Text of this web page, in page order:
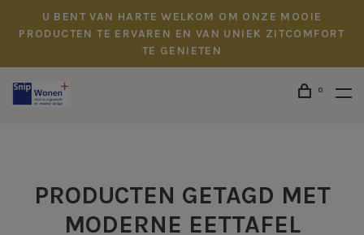
U BENT VAN HARTE WELKOM OM ONZE MOOIE
PRODUCTEN TE ERVAREN EN VAN UNIEK ZITCOMFORT
TE GENIETEN
0
PRODUCTEN GETAGD MET
MODERNE EETTAFEL